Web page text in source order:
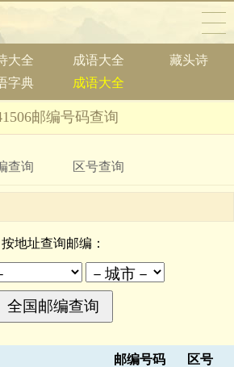
大全 成语大全
藏头诗
字典 成语大全
邮编号码查询
查询 区号查询
按地址查询邮编：
邮编号码 区号